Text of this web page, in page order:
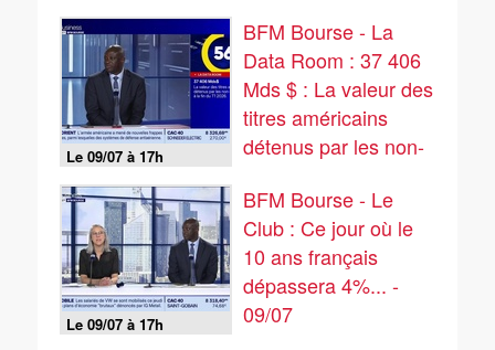
Le 09/07 à 17h
BFM Bourse - La
Data Room : 37 406
Mds $ : La valeur des
titres américains
détenus par les non-
Q1 2026 - 09/07
Le 09/07 à 17h
BFM Bourse - Le
Club : Ce jour où le
10 ans français
dépassera 4%... -
09/07